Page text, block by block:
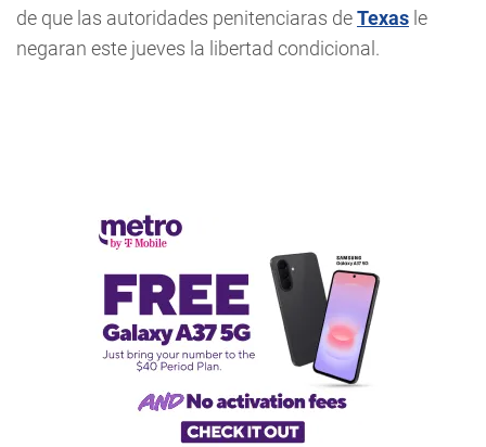
de que las autoridades penitenciaras deTexas le
negaran este jueves la libertad condicional.